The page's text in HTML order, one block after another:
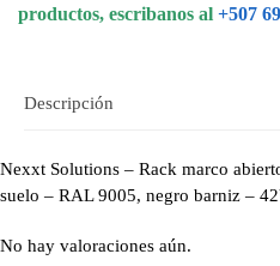
productos, escribanos al +507
Descripción
Nexxt Solutions – Rack marco
suelo – RAL 9005, negro barniz –
No hay valoraciones aún.